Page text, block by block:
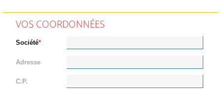
VOS COORDONNÉES
Société
Adresse
C.P.